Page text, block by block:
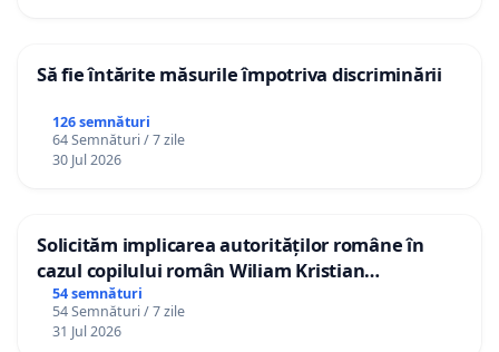
Să fie întărite măsurile împotriva discriminării
126 semnături
64 Semnături / 7 zile
30 Jul 2026
Solicităm implicarea autorităților române în
cazul copilului român Wiliam Kristian
Gheorghe, aflat în plasament în Danemarca de
12 ani
54 semnături
54 Semnături / 7 zile
31 Jul 2026